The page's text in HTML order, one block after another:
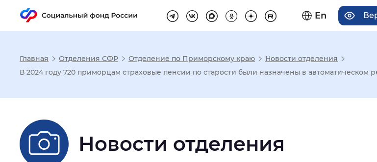
En
Настройка режима
Шрифт: Без засечек С засечками
Главная Отделения СФР Отделение по Приморскому краю
Новости отделения
В 2024 году 720 приморцам страховые пенсии по старости были назначены в автоматическом
Новости отделения